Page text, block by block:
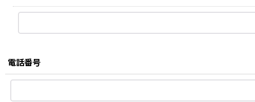
電話番号